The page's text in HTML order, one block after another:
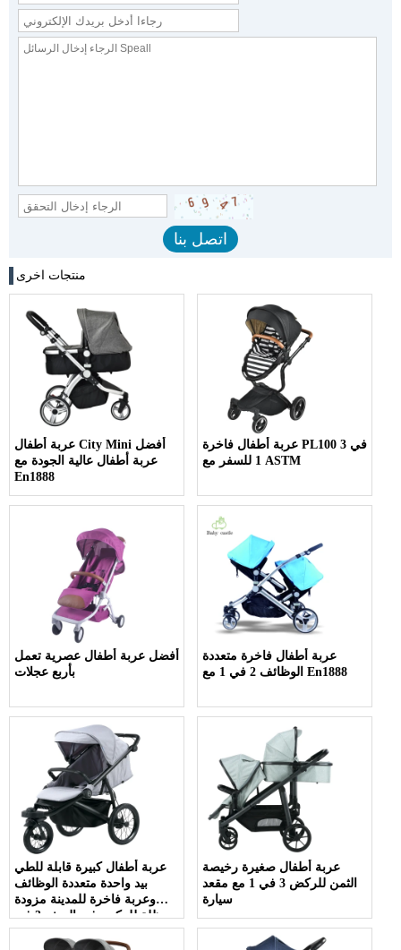
منتجات اخرى
عربة أطفال City Mini أفضل
عربة أطفال عالية الجودة مع
En1888
عربة أطفال فاخرة PL100 3 في
1 للسفر مع ASTM
أفضل عربة أطفال عصرية تعمل
بأربع عجلات
عربة أطفال فاخرة متعددة
الوظائف 2 في 1 مع En1888
عربة أطفال كبيرة قابلة للطي
بيد واحدة متعددة الوظائف
وعربة فاخرة للمدينة مزودة
بمظلة للركض في الريف 3 في
1 عربة أطفال للركض
عربة أطفال صغيرة رخيصة
الثمن للركض 3 في 1 مع مقعد
سيارة